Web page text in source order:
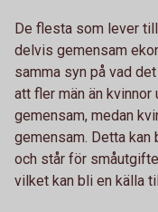
De flesta som lever
delvis gemensam
samma syn på vad
att fler män än
gemensam, medan
gemensam. Detta kan
och står för
vilket kan bli en källa